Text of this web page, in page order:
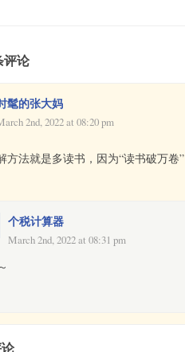
评论
髦的张大妈
2nd, 2022 at 08:20 pm
方法就是多读书，因为“读书破万卷”
个税计算器
March 2nd, 2022 at 08:31 pm